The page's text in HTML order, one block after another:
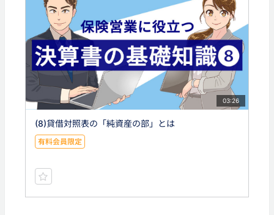
03:26
(8)貸借対照表の「純資産の部」とは
有料会員限定